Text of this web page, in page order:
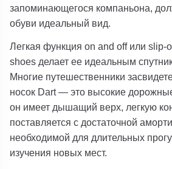
запоминающегося компаньона,
обуви идеальный вид.
Легкая функция on and off или slip-
shoes делает ее идеальным
Многие путешественники
носок Dart — это высокие
он имеет дышащий верх, легкую
поставляется с достаточной
необходимой для длительных
изучения новых мест.